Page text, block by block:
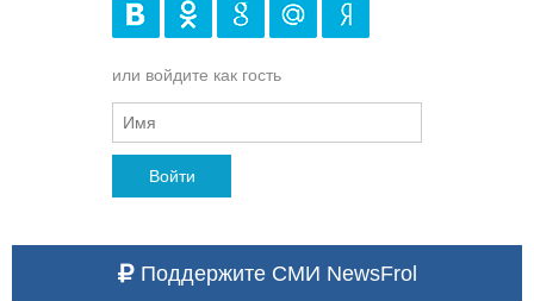
или войдите как гость
Войти
Поддержите СМИ NewsFrol